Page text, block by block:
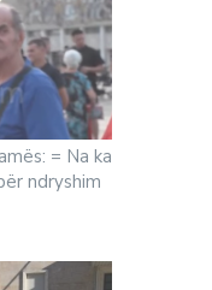
= Na ka
ndryshim